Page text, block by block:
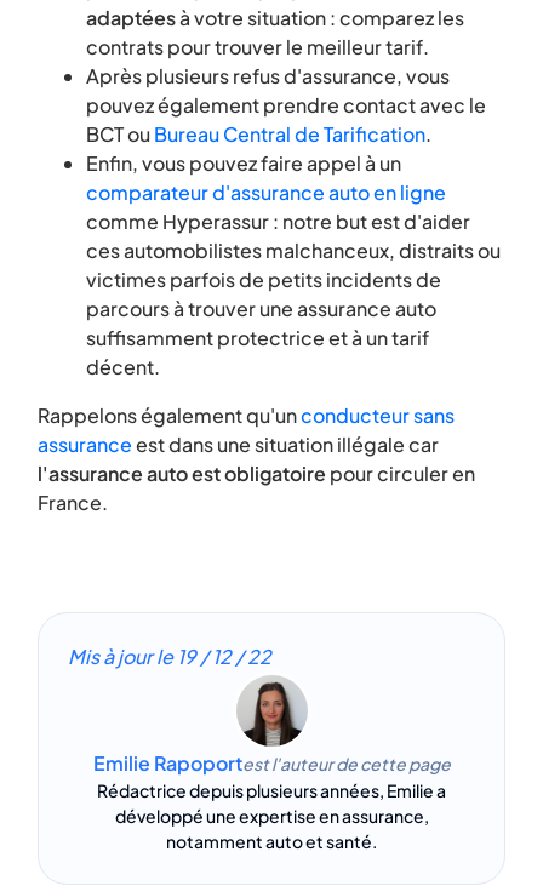
adaptéesà votre situation : comparez les
contrats pour trouver le meilleur tarif.
Après plusieurs refus d'assurance, vous
pouvez également prendre contact avec le
BCT ouBureau Central de Tarification.
Enfin, vous pouvez faire appel à un
comparateur d'assurance auto en ligne
comme Hyperassur : notre but est d'aider
ces automobilistes malchanceux, distraits ou
victimes parfois de petits incidents de
parcours à trouver une assurance auto
suffisamment protectrice et à un tarif
décent.
Rappelons également qu'unconducteur sans
assuranceest dans une situation illégale car
l'assurance auto est obligatoire pour circuler en
France.
Mis à jour le 19 / 12 / 22
Emilie Rapoportest l'auteur de cette page
Rédactrice depuis plusieurs années, Emilie a
développé une expertise en assurance,
notamment auto et santé.